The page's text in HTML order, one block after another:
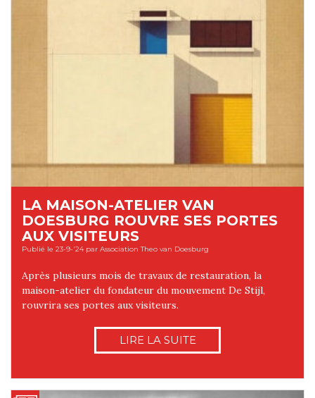
LA MAISON-ATELIER VAN
DOESBURG ROUVRE SES PORTES
AUX VISITEURS
Publié le 23-9-'24 par Association Theo van Doesburg
Après plusieurs mois de travaux de restauration, la
maison-atelier du fondateur du mouvement De Stijl,
rouvrira ses portes aux visiteurs.
LIRE LA SUITE